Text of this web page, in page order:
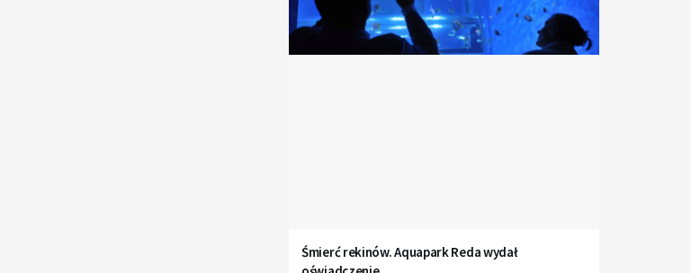
Śmierć rekinów. Aquapark Reda wydał